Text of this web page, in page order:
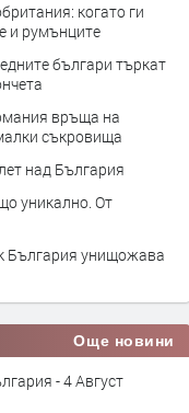
когато ги
и румънците
българи търкат
връща на
съкровища
над България
уникално. От
България унищожава
Още новини
- 4 Август